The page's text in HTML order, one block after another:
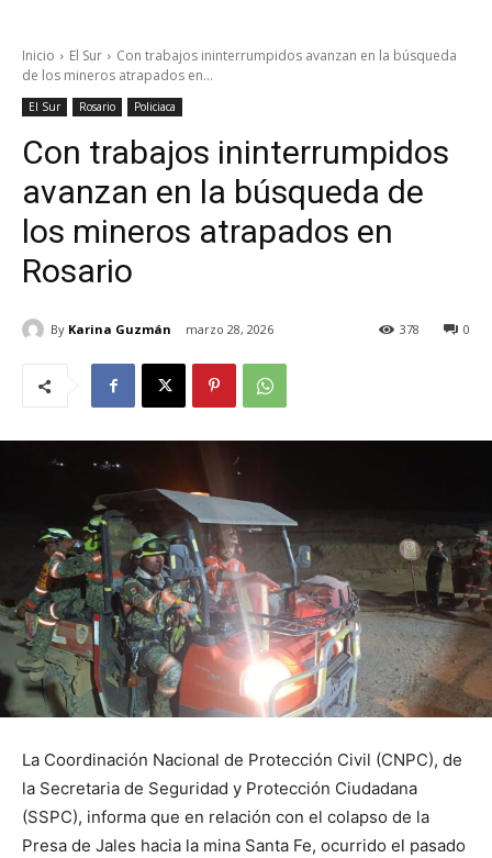
Inicio El Sur
Con trabajos ininterrumpidos avanzan en la búsqueda
de los mineros atrapados en...
El Sur Rosario Policiaca
Con trabajos ininterrumpidos
avanzan en la búsqueda de
los mineros atrapados en
Rosario
By Karina Guzmán marzo 28, 2026 0
378
La Coordinación Nacional de Protección Civil (CNPC), de
la Secretaria de Seguridad y Protección Ciudadana
(SSPC), informa que en relación con el colapso de la
Presa de Jales hacia la mina Santa Fe, ocurrido el pasado